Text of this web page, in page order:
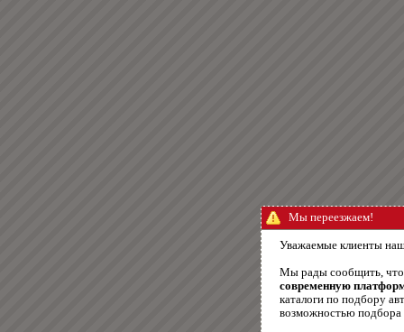
Мы переезжаем!
Уважаемые клиенты
Мы рады сообщить,
современную
каталоги по подбору
возможностью подбора